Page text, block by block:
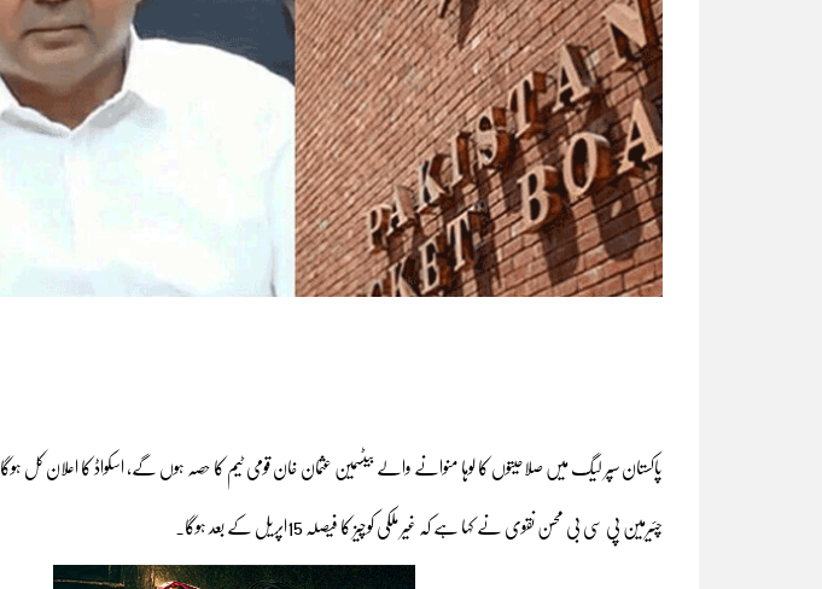
پاکستان سپر لیگ میں صلاحیتوں کا لوہا منوانے والے بیٹسمین عثمان خان قومی ٹیم کا حصہ ہوں گے، اسکواڈ کا اعلان کل ہوگا
چئیرمین پی سی بی محسن نقوی نے کہا ہے کہ غیر ملکی کوچیز کا فیصلہ 15اپریل کے بعد ہوگا۔